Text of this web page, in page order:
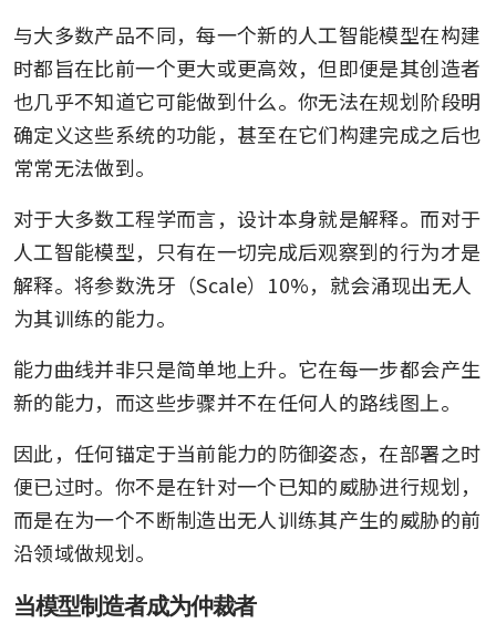
与大多数产品不同，每一个新的人工智能模型在构建
时都旨在比前一个更大或更高效，但即便是其创造者
也几乎不知道它可能做到什么。你无法在规划阶段明
确定义这些系统的功能，甚至在它们构建完成之后也
常常无法做到。
对于大多数工程学而言，设计本身就是解释。而对于
人工智能模型，只有在一切完成后观察到的行为才是
解释。将参数洗牙（Scale）10%，就会涌现出无人
为其训练的能力。
能力曲线并非只是简单地上升。它在每一步都会产生
新的能力，而这些步骤并不在任何人的路线图上。
因此，任何锚定于当前能力的防御姿态，在部署之时
便已过时。你不是在针对一个已知的威胁进行规划，
而是在为一个不断制造出无人训练其产生的威胁的前
沿领域做规划。
当模型制造者成为仲裁者